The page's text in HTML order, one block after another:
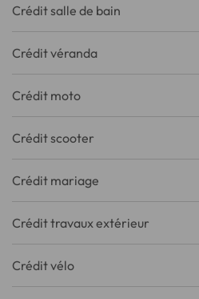
Crédit salle de bain
Crédit véranda
Crédit moto
Crédit scooter
Crédit mariage
Crédit travaux extérieur
Crédit vélo